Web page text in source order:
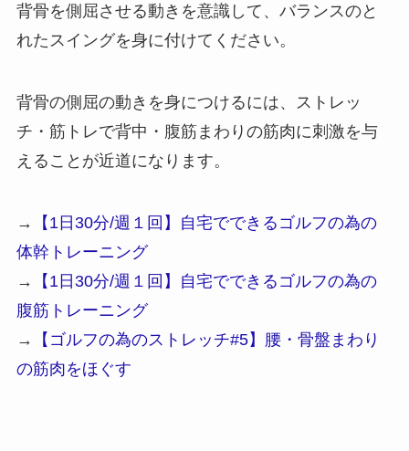
背骨を側屈させる動きを意識して、バランスのと
れたスイングを身に付けてください。
背骨の側屈の動きを身につけるには、ストレッ
チ・筋トレで背中・腹筋まわりの筋肉に刺激を与
えることが近道になります。
→
【1日30分/週１回】自宅でできるゴルフの為の
体幹トレーニング
→
【1日30分/週１回】自宅でできるゴルフの為の
腹筋トレーニング
→
【ゴルフの為のストレッチ#5】腰・骨盤まわり
の筋肉をほぐす